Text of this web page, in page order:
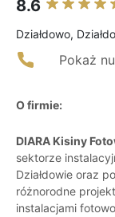
8.6
Działdowo,
Pokaż
O firmie:
DIARA Kisiny
sektorze
Działdowie oraz
różnorodne
instalacjami